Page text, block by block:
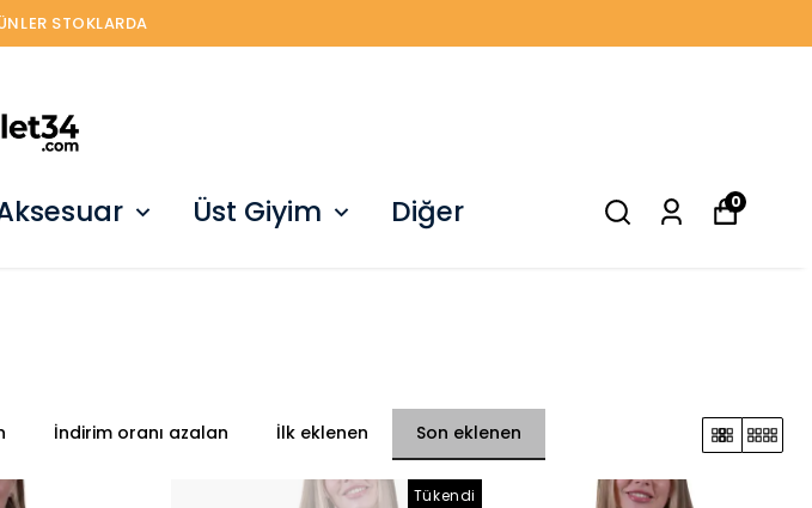
STOKLARDA
Üst Giyim Diğer 0
İndirim oranı azalan İlk eklenen Son eklenen
Tükendi